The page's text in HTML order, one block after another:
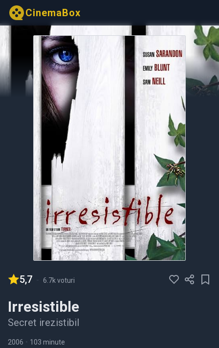
CinemaBox
5,7 - 6.7k voturi
Irresistible
Secret irezistibil
2006 • 103 minute